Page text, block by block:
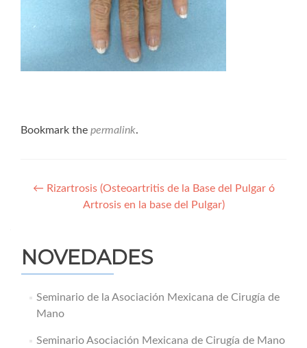
Bookmark the permalink.
Navegación
← Rizartrosis (Osteoartritis de la Base del Pulgar ó
Artrosis en la base del Pulgar)
NOVEDADES
Seminario de la Asociación Mexicana de Cirugía de
Mano
Seminario Asociación Mexicana de Cirugía de Mano